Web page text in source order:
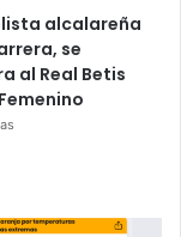
alcalareña
se
al Real Betis